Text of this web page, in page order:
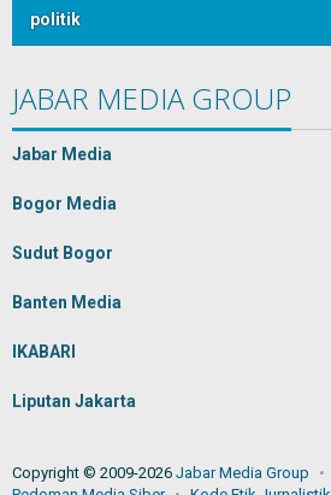
politik
JABAR MEDIA GROUP
Jabar Media
Bogor Media
Sudut Bogor
Banten Media
IKABARI
Liputan Jakarta
Copyright © 2009-2026 Jabar Media Group